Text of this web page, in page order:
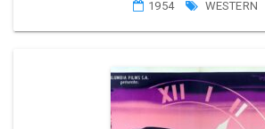
1954 WESTERN